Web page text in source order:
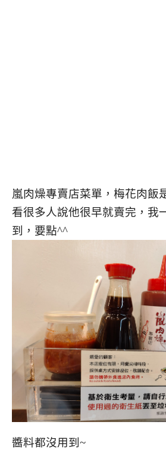
嵐肉燥專賣店菜單，梅花肉飯
看很多人說他很早就賣完，我
到，要點^^
醬料都沒用到~